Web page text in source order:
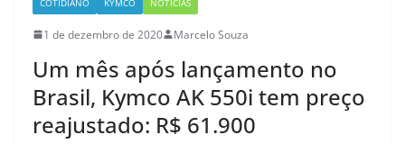
COTIDIANO KYMCO NOTÍCIAS
1 de dezembro de 2020 Marcelo Souza
Um mês após lançamento no
Brasil, Kymco AK 550i tem preço
reajustado: R$ 61.900